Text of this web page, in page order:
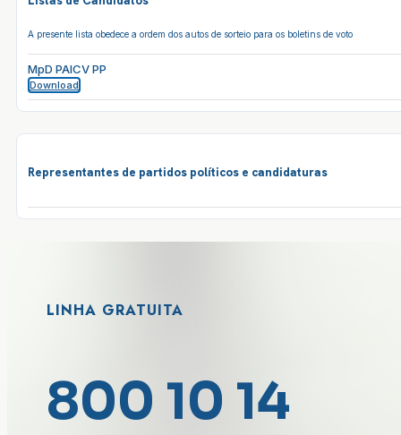
A presente lista obedece a ordem dos autos de sorteio para os boletins de voto
MpD PAICV PP
Download
Representantes de partidos políticos e candidaturas
LINHA GRATUITA
800 10 14